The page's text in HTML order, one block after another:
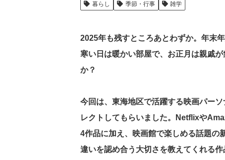
暮らし 季節・行事 雑学
2025年も残すところあとわずか。年末
寒い日は暖かい部屋で、お正月は親戚
か？
今回は、東海地区で活躍する映画パー
レクトしてもらいました。Netflixや
4作品に加え、映画館で楽しめる話題の
違いを認め合う大切さを教えてくれる